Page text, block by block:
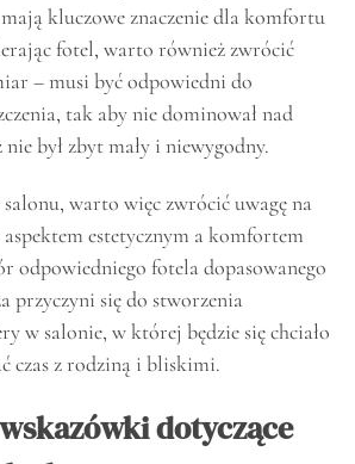
kluczowe znaczenie dla komfortu
fotel, warto również zwrócić
– musi być odpowiedni do
tak aby nie dominował nad
był zbyt mały i niewygodny.
warto więc zwrócić uwagę na
estetycznym a komfortem
odpowiedniego fotela dopasowanego
przyczyni się do stworzenia
w salonie, w której będzie się chciało
czas z rodziną i bliskimi.
dotyczące